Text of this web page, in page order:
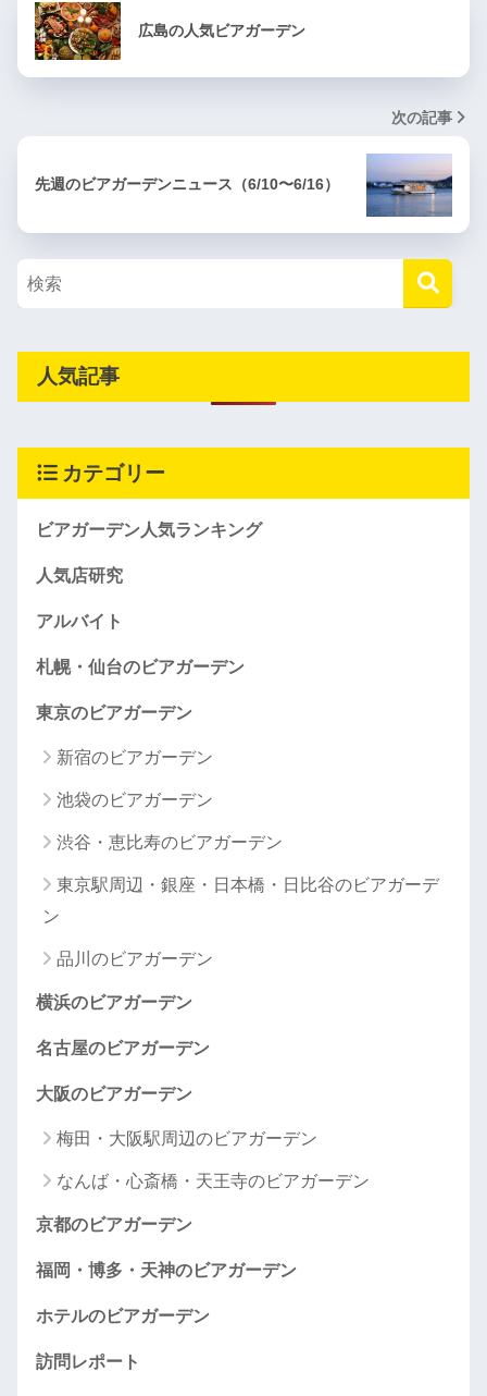
広島の人気ビアガーデン
次の記事
先週のビアガーデンニュース（6/10〜6/16）
人気記事
カテゴリー
ビアガーデン人気ランキング
人気店研究
アルバイト
札幌・仙台のビアガーデン
東京のビアガーデン
新宿のビアガーデン
池袋のビアガーデン
渋谷・恵比寿のビアガーデン
東京駅周辺・銀座・日本橋・日比谷のビアガーデ
ン
品川のビアガーデン
横浜のビアガーデン
名古屋のビアガーデン
大阪のビアガーデン
梅田・大阪駅周辺のビアガーデン
なんば・心斎橋・天王寺のビアガーデン
京都のビアガーデン
福岡・博多・天神のビアガーデン
ホテルのビアガーデン
訪問レポート